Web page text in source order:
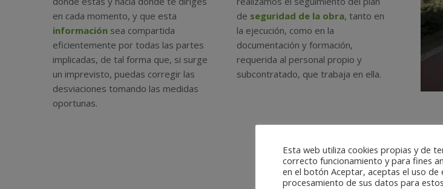
en cada momento, y que esta
información sea compartida
eficientemente por todas las partes
implicadas, de tal forma que, si surge
un imprevisto, puedas corregir las
desviaciones tomando las medidas
oportunas.
de seguridad de la obra, tanto en
la ejecución, como en la
documentación y formación,
requerida al personal propio y
subcontratado, que trabaja en ella.
Esta web utiliza cookies propias y de
correcto funcionamiento y para fines
en el botón Aceptar, aceptas el uso de
procesamiento de sus datos para